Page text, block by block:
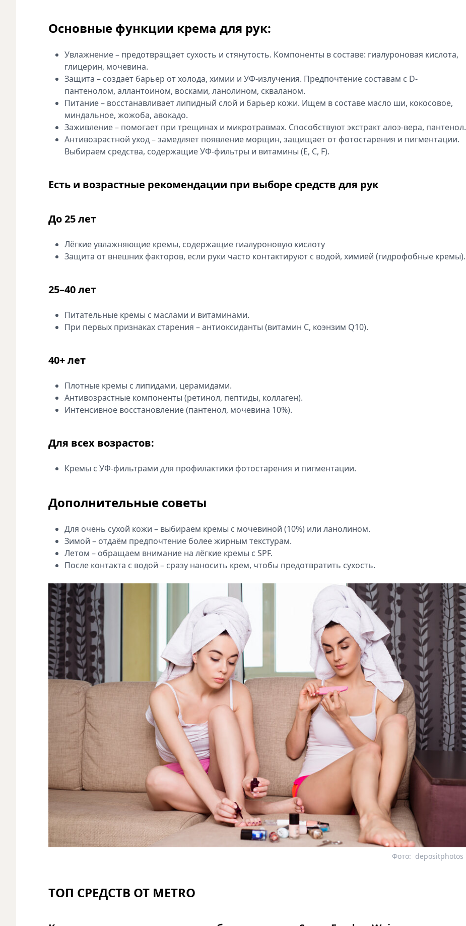
Основные функции крема для рук:
Увлажнение – предотвращает сухость и стянутость. Компоненты в составе: гиалуроновая кислота,
глицерин, мочевина.
Защита – создаёт барьер от холода, химии и УФ-излучения. Предпочтение составам с D-
пантенолом, аллантоином, восками, ланолином, скваланом.
Питание – восстанавливает липидный слой и барьер кожи. Ищем в составе масло ши, кокосовое,
миндальное, жожоба, авокадо.
Заживление – помогает при трещинах и микротравмах. Способствуют экстракт алоэ-вера, пантенол.
Антивозрастной уход – замедляет появление морщин, защищает от фотостарения и пигментации.
Выбираем средства, содержащие УФ-фильтры и витамины (E, C, F).
Есть и возрастные рекомендации при выборе средств для рук
До 25 лет
Лёгкие увлажняющие кремы, содержащие гиалуроновую кислоту
Защита от внешних факторов, если руки часто контактируют с водой, химией (гидрофобные кремы).
25–40 лет
Питательные кремы с маслами и витаминами.
При первых признаках старения – антиоксиданты (витамин С, коэнзим Q10).
40+ лет
Плотные кремы с липидами, церамидами.
Антивозрастные компоненты (ретинол, пептиды, коллаген).
Интенсивное восстановление (пантенол, мочевина 10%).
Для всех возрастов:
Кремы с УФ-фильтрами для профилактики фотостарения и пигментации.
Дополнительные советы
Для очень сухой кожи – выбираем кремы с мочевиной (10%) или ланолином.
Зимой – отдаём предпочтение более жирным текстурам.
Летом – обращаем внимание на лёгкие кремы с SPF.
После контакта с водой – сразу наносить крем, чтобы предотвратить сухость.
depositphotos
Фото:
ТОП СРЕДСТВ ОТ METRO